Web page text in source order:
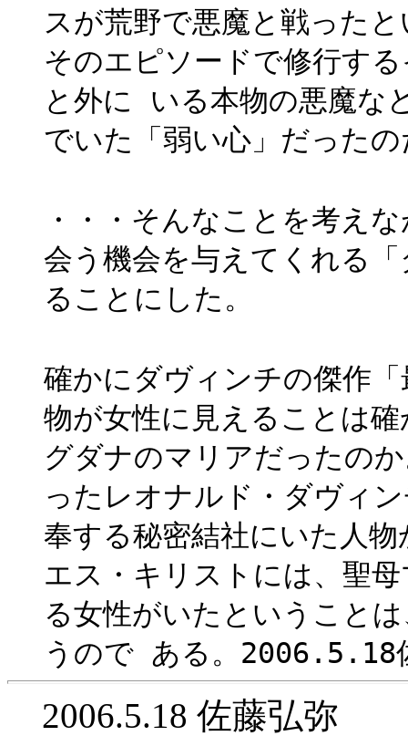
スが荒野で悪魔と戦った
そのエピソードで修行す
と外に いる本物の悪魔な
でいた「弱い心」だった
・・・そんなことを考え
会う機会を与えてくれる
ることにした。
確かにダヴィンチの傑作
物が女性に見えることは
グダナのマリアだったの
ったレオナルド・ダヴィ
奉する秘密結社にいた人
エス・キリストには、聖
る女性がいたということ
うので ある。 2006.5.18
2006.5.18 佐藤弘弥